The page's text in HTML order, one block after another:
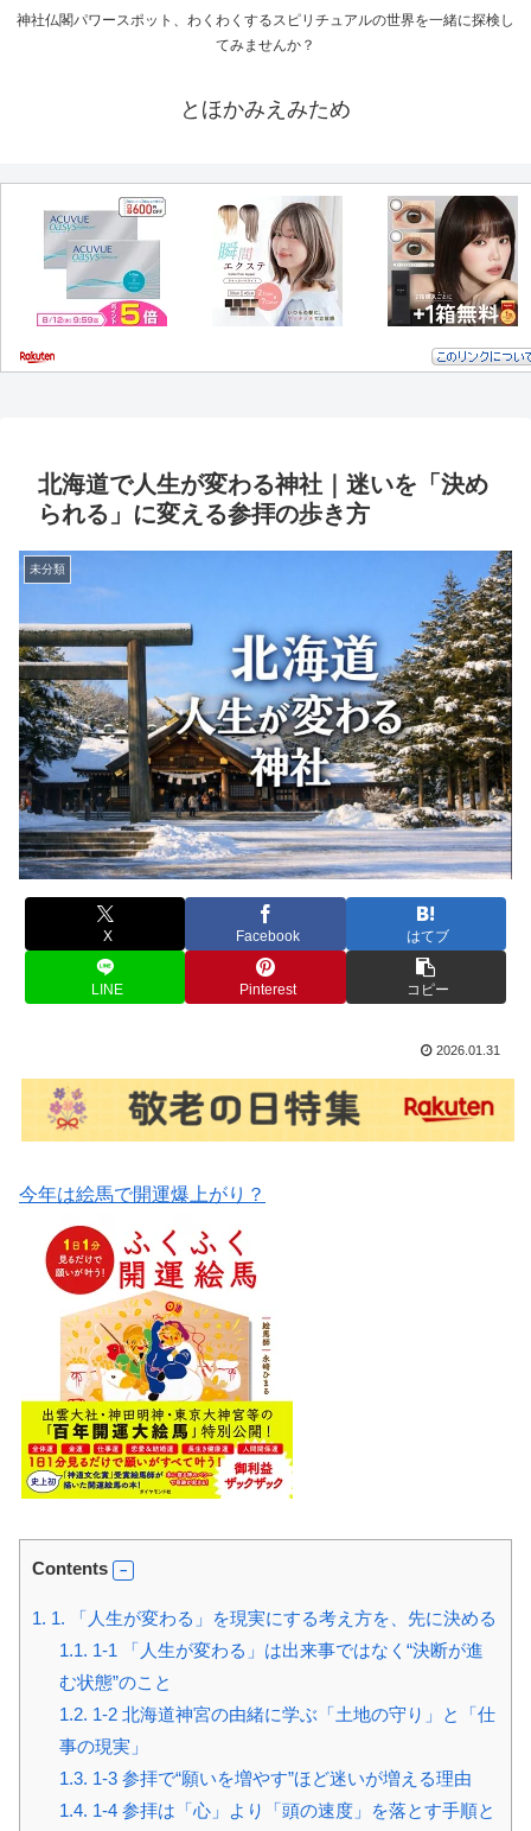
神社仏閣パワースポット、わくわくするスピリチュアルの世界を一緒に探検し
てみませんか？
とほかみえみため
北海道で人生が変わる神社｜迷いを「決め
られる」に変える参拝の歩き方
未分類
X Facebook はてブ
LINE Pinterest コピー
2026.01.31
今年は絵馬で開運爆上がり？
Contents
1. 1. 「人生が変わる」を現実にする考え方を、先に決める
1.1. 1-1 「人生が変わる」は出来事ではなく“決断が進
む状態”のこと
1.2. 1-2 北海道神宮の由緒に学ぶ「土地の守り」と「仕
事の現実」
1.3. 1-3 参拝で“願いを増やす”ほど迷いが増える理由
1.4. 1-4 参拝は「心」より「頭の速度」を落とす手順と